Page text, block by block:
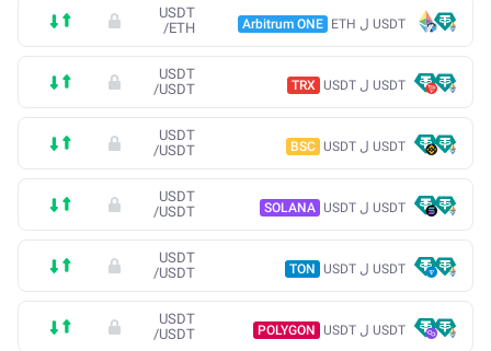
USDT ل ETH Arbitrum ONE
USDT
/ETH
USDT ل USDT TRX
USDT
/USDT
USDT ل USDT BSC
USDT
/USDT
USDT ل USDT SOLANA
USDT
/USDT
USDT ل USDT TON
USDT
/USDT
USDT ل USDT POLYGON
USDT
/USDT